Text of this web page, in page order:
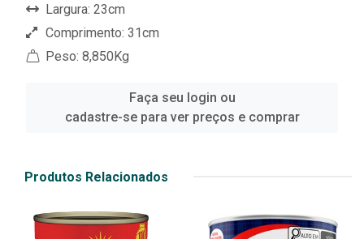
Largura: 23cm
Comprimento: 31cm
Peso: 8,850Kg
Faça seu login ou
cadastre-se para ver preços e comprar
Produtos Relacionados